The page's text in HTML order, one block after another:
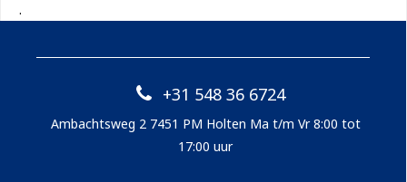
.
+31 548 36 6724
Ambachtsweg 2 7451 PM Holten Ma t/m Vr 8:00 tot
17:00 uur